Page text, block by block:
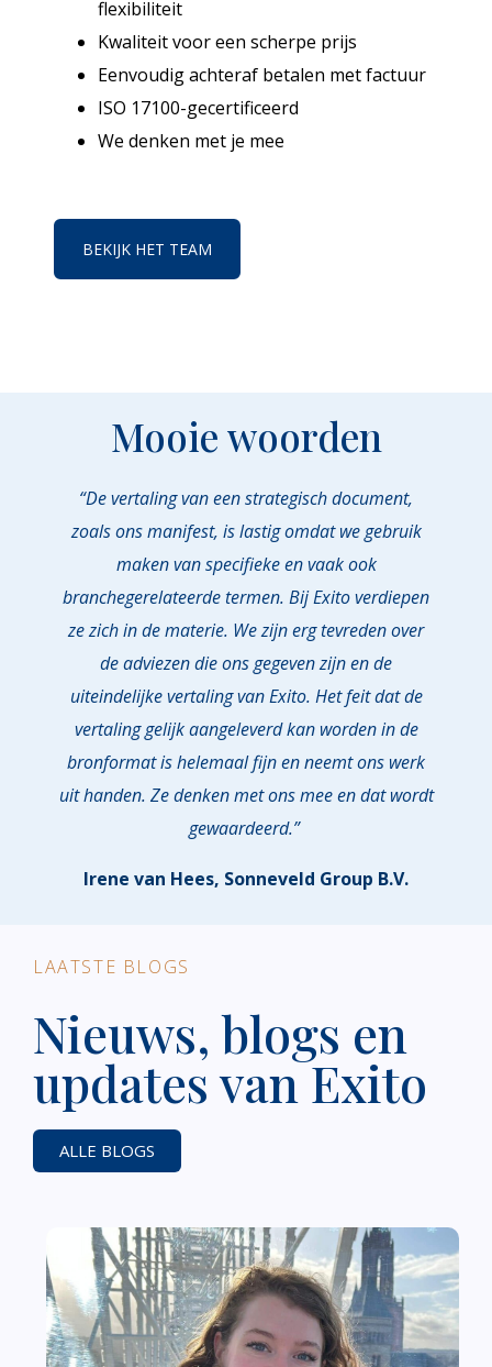
flexibiliteit
Kwaliteit voor een scherpe prijs
Eenvoudig achteraf betalen met factuur
ISO 17100-gecertificeerd
We denken met je mee
BEKIJK HET TEAM
Mooie woorden
“De vertaling van een strategisch document,
zoals ons manifest, is lastig omdat we gebruik
maken van specifieke en vaak ook
branchegerelateerde termen. Bij Exito verdiepen
ze zich in de materie. We zijn erg tevreden over
de adviezen die ons gegeven zijn en de
uiteindelijke vertaling van Exito. Het feit dat de
vertaling gelijk aangeleverd kan worden in de
bronformat is helemaal fijn en neemt ons werk
uit handen. Ze denken met ons mee en dat wordt
gewaardeerd.”
Irene van Hees, Sonneveld Group B.V.
LAATSTE BLOGS
Nieuws, blogs en
updates van Exito
ALLE BLOGS